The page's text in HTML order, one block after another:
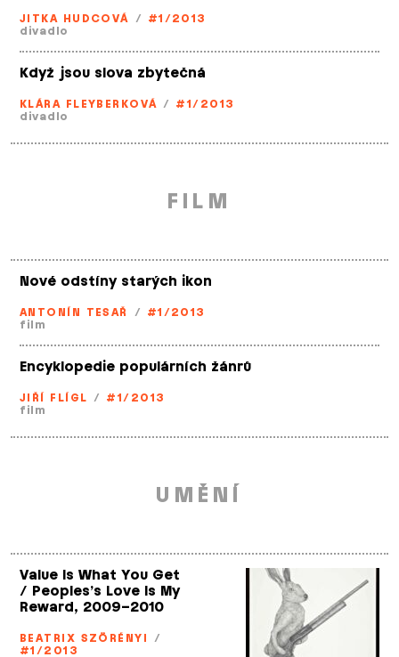
JITKA HUDCOVÁ / #1/2013
divadlo
Když jsou slova zbytečná
KLÁRA FLEYBERKOVÁ / #1/2013
divadlo
FILM
Nové odstíny starých ikon
ANTONÍN TESAŘ / #1/2013
film
Encyklopedie populárních žánrů
JIŘÍ FLÍGL / #1/2013
film
UMĚNÍ
Value Is What You Get
/ Peoples’s Love Is My
Reward, 2009–2010
BEATRIX SZÖRÉNYI /
#1/2013